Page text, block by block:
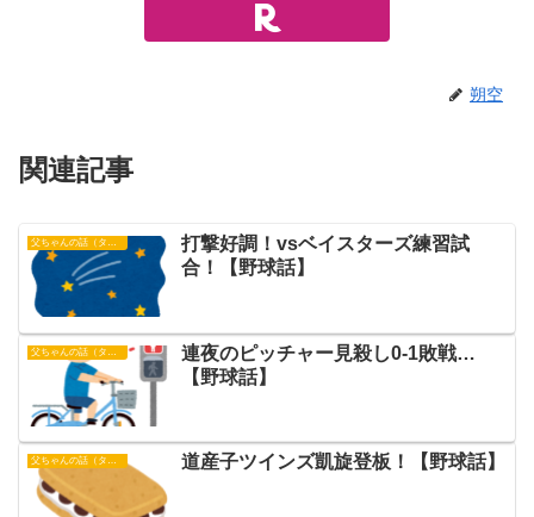
朔空
関連記事
父ちゃんの話（タイガース）
打撃好調！vsベイスターズ練習試
合！【野球話】
連夜のピッチャー見殺し0-1敗戦…
【野球話】
父ちゃんの話（タイガース） 道産子ツインズ凱旋登板！【野球話】